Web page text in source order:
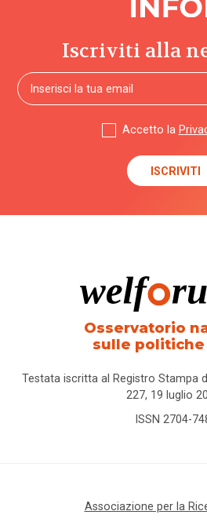
Iscriviti alla
Accetto la
Osservatorio
sulle politiche
Testata iscritta al Registro Stampa
227, 19 luglio
ISSN 2704-
Associazione per la